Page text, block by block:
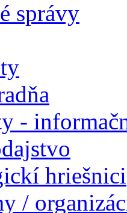
správy
-
hriešnici
/